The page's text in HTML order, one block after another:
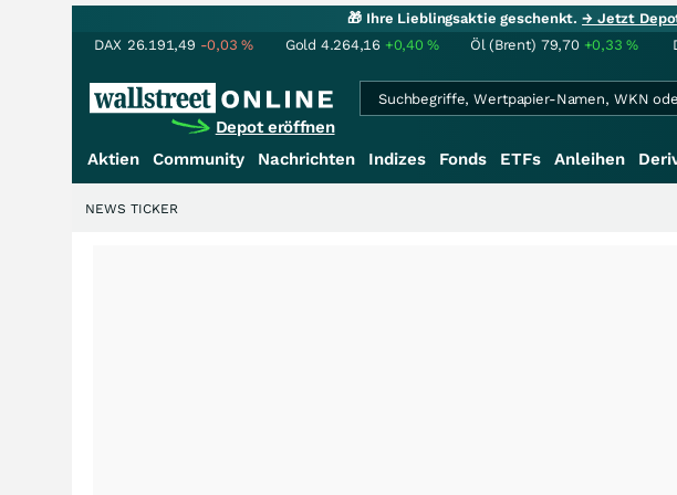
🎁 Ihre Lieblingsaktie geschenkt.→ Jetzt
DAX 26.191,49 -0,03% Gold 4.264,16 +0,40% Öl (Brent) 79,70 +0,33%
Depot eröffnen
Aktien
Community Nachrichten Indizes Fonds ETFs Anleihen
NEWS TICKER